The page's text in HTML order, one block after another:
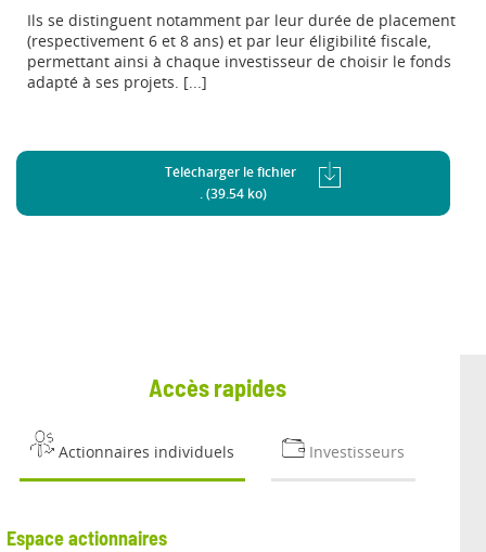
Ils se distinguent notamment par leur durée de placement
(respectivement 6 et 8 ans) et par leur éligibilité fiscale,
permettant ainsi à chaque investisseur de choisir le fonds
adapté à ses projets. [...]
Télécharger le fichier
. (39.54 ko)
Accès rapides
Actionnaires individuels Investisseurs
Espace actionnaires